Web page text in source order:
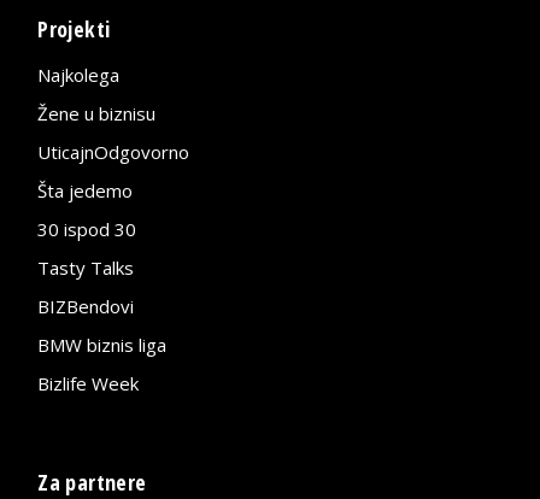
Projekti
Najkolega
Žene u biznisu
UticajnOdgovorno
Šta jedemo
30 ispod 30
Tasty Talks
BIZBendovi
BMW biznis liga
Bizlife Week
Za partnere